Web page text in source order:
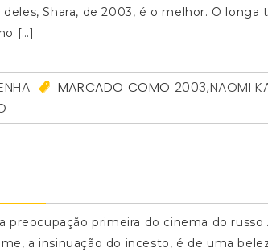
Shara, de 2003, é o melhor. O
[…]
MARCADO COMO 2003,NAOMI
preocupação primeira do cinema do russo
a insinuação do incesto, é de uma